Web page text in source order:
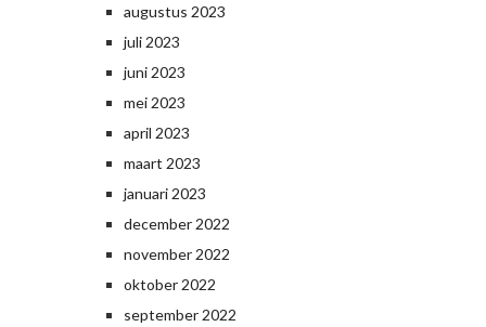
augustus 2023
juli 2023
juni 2023
mei 2023
april 2023
maart 2023
januari 2023
december 2022
november 2022
oktober 2022
september 2022